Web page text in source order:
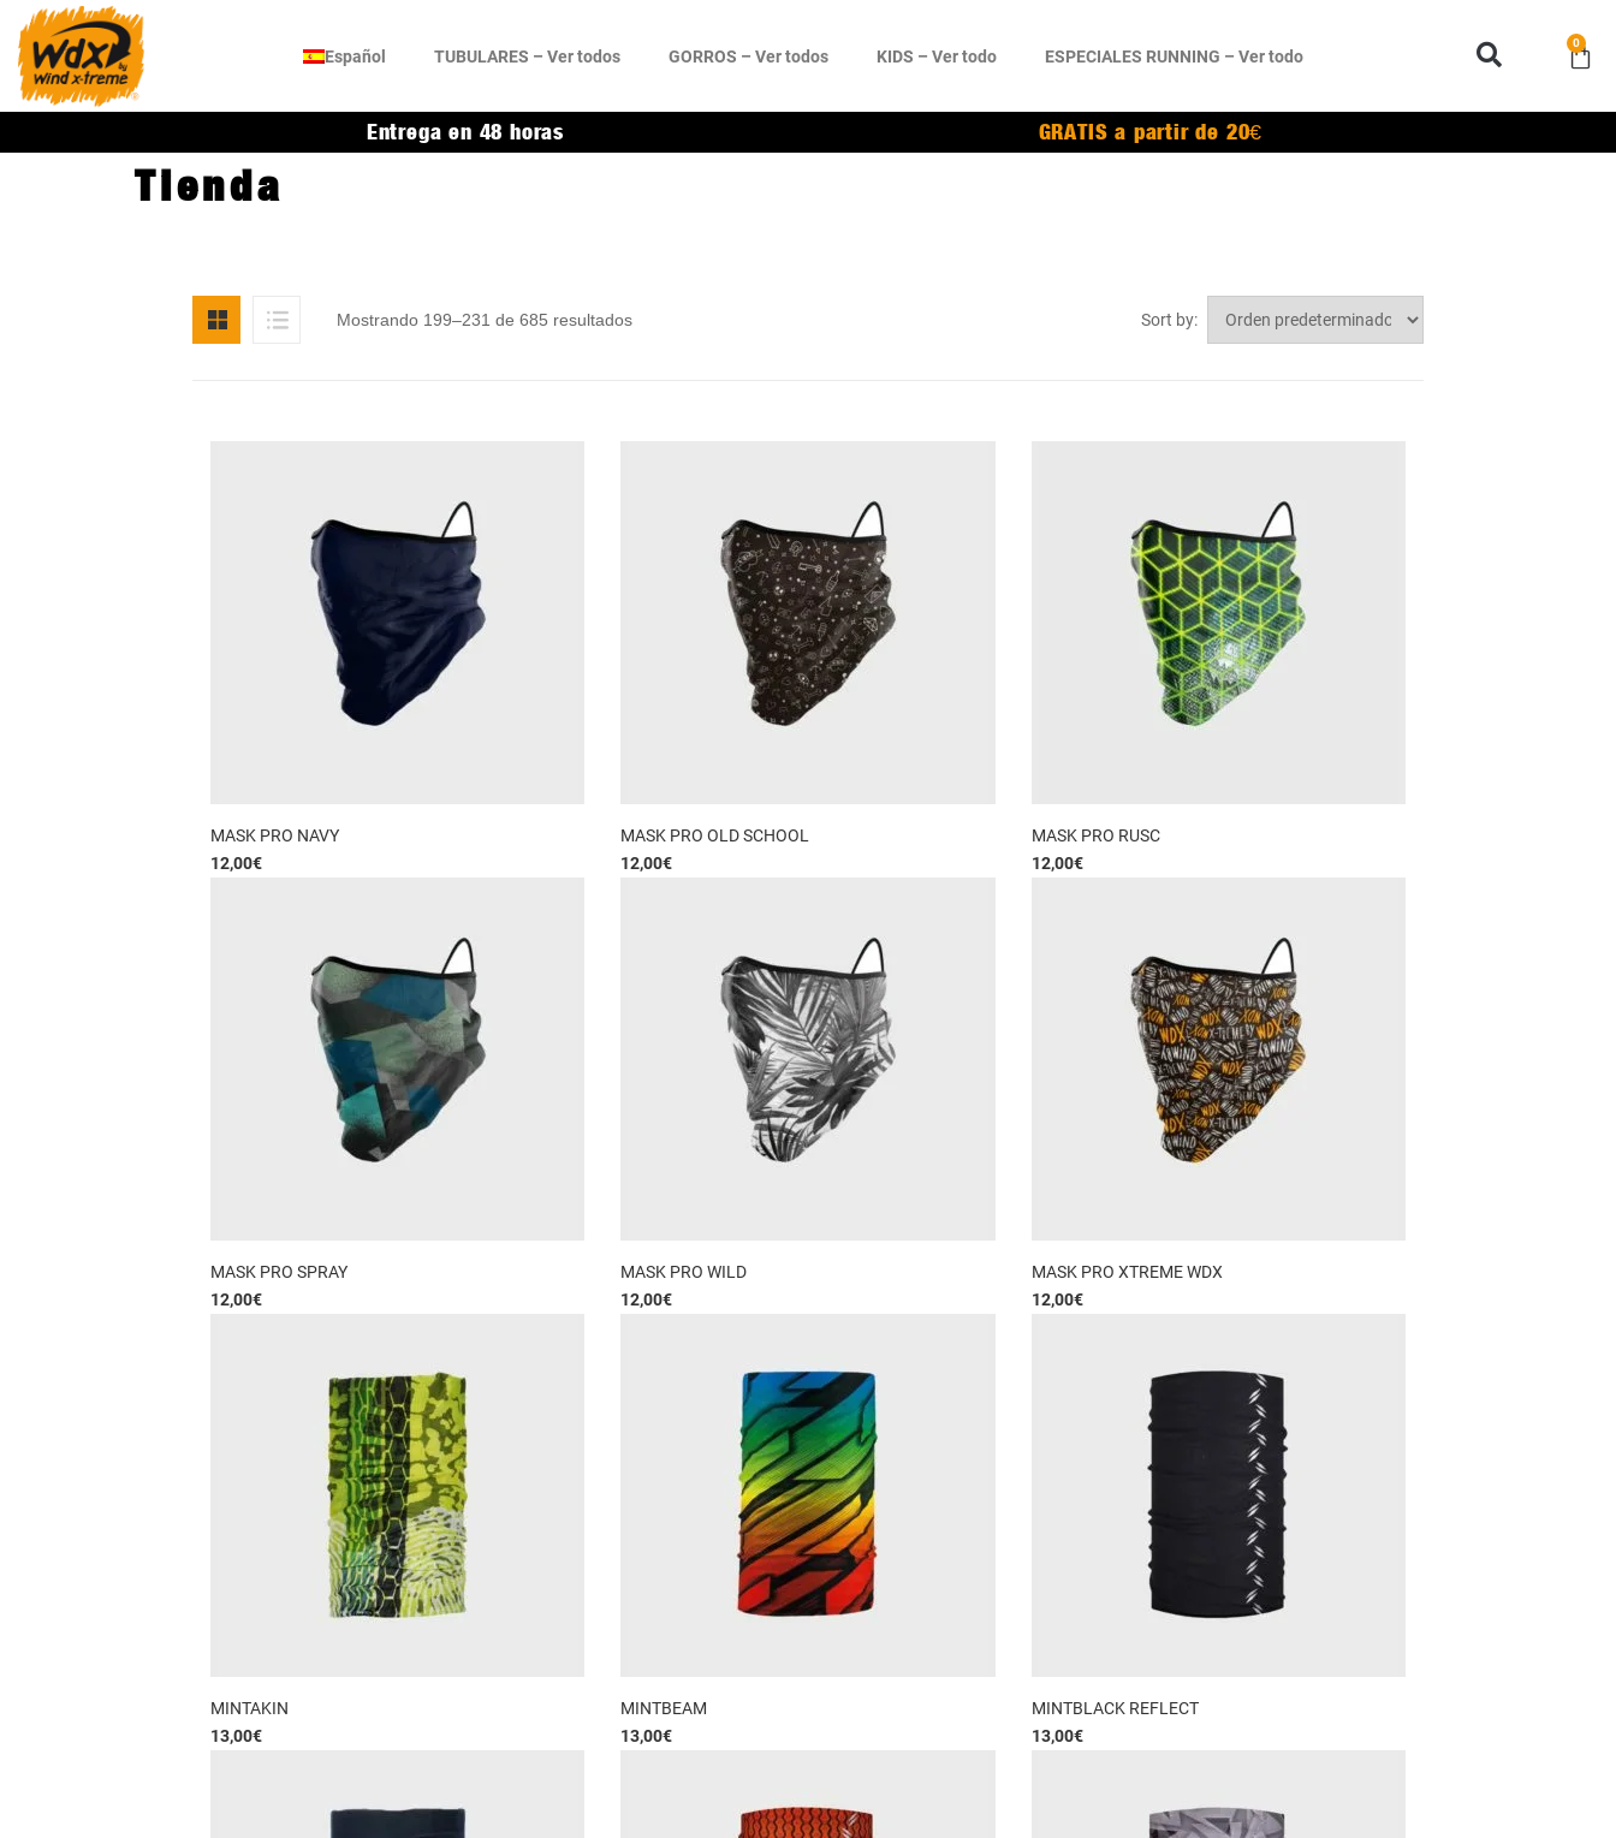
Español TUBULARES – Ver todos GORROS – Ver todos KIDS – Ver todo ESPECIALES RUNNING – Ver todo
0
Entrega en 48 horas GRATIS a partir de 20€
Tienda
Mostrando 199–231 de 685 resultados Sort by:
MASK PRO NAVY
12,00€
MASK PRO OLD SCHOOL
12,00€
MASK PRO RUSC
12,00€
MASK PRO SPRAY
12,00€
MASK PRO WILD
12,00€
MASK PRO XTREME WDX
12,00€
MINTAKIN
13,00€
MINTBEAM
13,00€
MINTBLACK REFLECT
13,00€